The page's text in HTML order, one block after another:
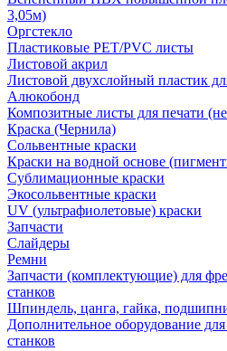
3,05м)
Оргстекло
Пластиковые PET/PVC листы
Листовой акрил
Листовой двухслойный пластик
Алюкобонд
Композитные листы для печати
Краска (Чернила)
Сольвентные краски
Краски на водной основе
Сублимационные краски
Экосольвентные краски
UV (ультрафиолетовые) краски
Запчасти
Слайдеры
Ремни
Запчасти (комплектующие) для
станков
Шпиндель, цанга, гайка,
Дополнительное оборудование
станков